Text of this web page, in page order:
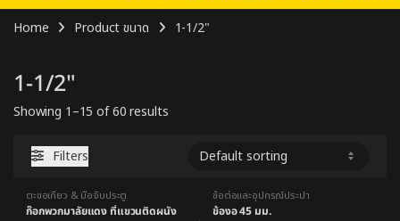
Home Product ขนาด 1-1/2"
1-1/2"
Showing 1–15 of 60 results
Filters
ตะขอเกี่ยว & มือจับประตู
ก๊อกพวกมาลัยแดง ที่แขวนติดผนัง
ข้อต่อและอุปกรณ์ประปา
ข้องอ 45 มม.